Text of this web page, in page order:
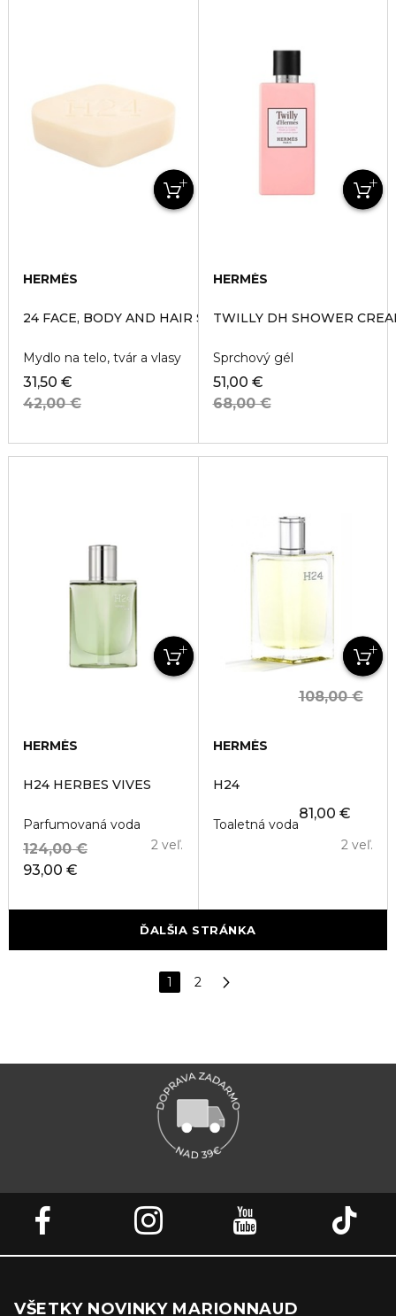
HERMÈS
24 FACE, BODY AND HAIR SOAP
Mydlo na telo, tvár a vlasy
31,50 €
42,00 €
HERMÈS
TWILLY DH SHOWER
Sprchový gél
51,00 €
68,00 €
HERMÈS
H24 HERBES VIVES
Parfumovaná voda
93,00 €
124,00 € 2 veľ.
HERMÈS
H24
Toaletná voda
81,00 €
108,00 €
2 veľ.
ĎALŠIA STRÁNKA
1 2
VŠETKY NOVINKY MARIONNAUD